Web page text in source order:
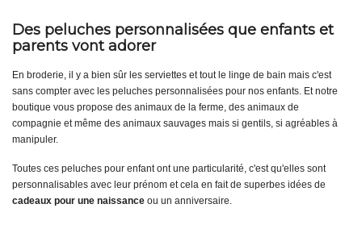
Des peluches personnalisées que enfants et
parents vont adorer
En broderie, il y a bien sûr les serviettes et tout le linge de bain mais c'est
sans compter avec les peluches personnalisées pour nos enfants. Et notre
boutique vous propose des animaux de la ferme, des animaux de
compagnie et même des animaux sauvages mais si gentils, si agréables à
manipuler.
Toutes ces peluches pour enfant ont une particularité, c'est qu'elles sont
personnalisables avec leur prénom et cela en fait de superbes idées de
cadeaux pour une naissance ou un anniversaire.